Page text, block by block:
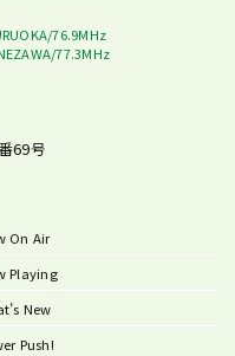
76.9MHz
77.3MHz
69号
On Air
Playing
New
Push!